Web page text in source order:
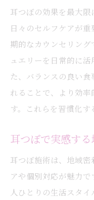
耳つぼの効果を最大
日々のセルフケアが
期的なカウンセリン
ュエリーを日常的に
た、バランスの良い
れることで、より効
す。これらを習慣化す
耳つぼで実感す
耳つぼ施術は、地域
アや個別対応が魅力
人ひとりの生活スタ